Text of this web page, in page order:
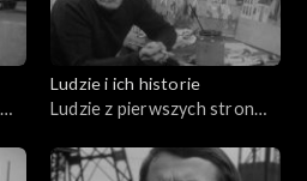
Ludzie i ich historie
Ludzie z pierwszych stron